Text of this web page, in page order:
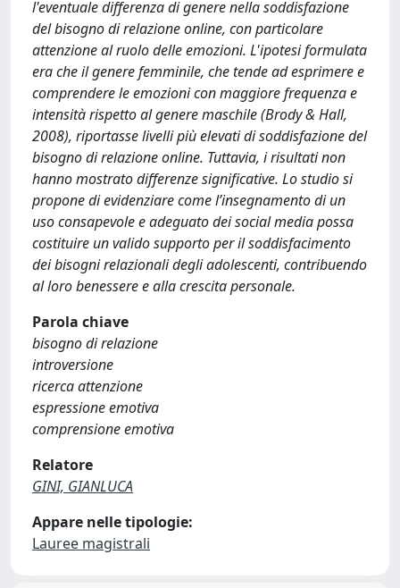
l'eventuale differenza di genere nella soddisfazione
del bisogno di relazione online, con particolare
attenzione al ruolo delle emozioni. L'ipotesi formulata
era che il genere femminile, che tende ad esprimere e
comprendere le emozioni con maggiore frequenza e
intensità rispetto al genere maschile (Brody & Hall,
2008), riportasse livelli più elevati di soddisfazione del
bisogno di relazione online. Tuttavia, i risultati non
hanno mostrato differenze significative. Lo studio si
propone di evidenziare come l’insegnamento di un
uso consapevole e adeguato dei social media possa
costituire un valido supporto per il soddisfacimento
dei bisogni relazionali degli adolescenti, contribuendo
al loro benessere e alla crescita personale.
Parola chiave
bisogno di relazione
introversione
ricerca attenzione
espressione emotiva
comprensione emotiva
Relatore
GINI, GIANLUCA
Appare nelle tipologie:
Lauree magistrali